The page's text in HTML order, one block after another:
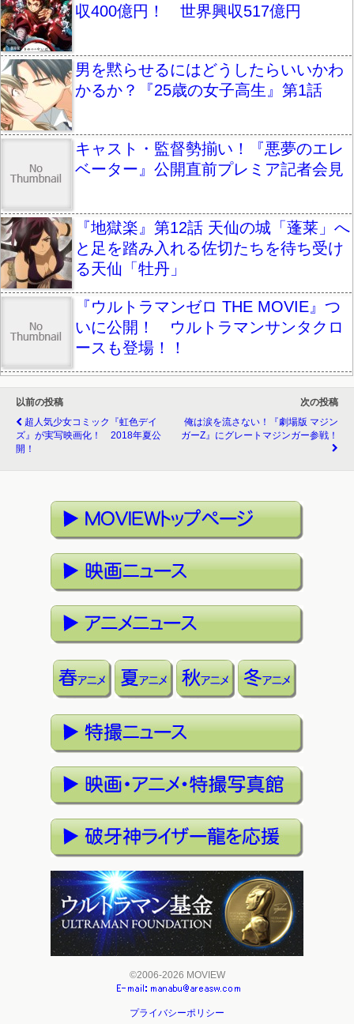
収400億円！ 世界興収517億円
男を黙らせるにはどうしたらいいかわ
かるか？『25歳の女子高生』第1話
キャスト・監督勢揃い！『悪夢のエレ
ベーター』公開直前プレミア記者会見
『地獄楽』第12話 天仙の城「蓬莱」へ
と足を踏み入れる佐切たちを待ち受け
る天仙「牡丹」
『ウルトラマンゼロ THE MOVIE』つ
いに公開！ ウルトラマンサンタクロ
ースも登場！！
以前の投稿
超人気少女コミック『虹色デイ
ズ』が実写映画化！ 2018年夏公
開！
次の投稿
俺は涙を流さない！『劇場版 マジン
ガーZ』にグレートマジンガー参戦！
©2006-2026 MOVIEW
プライバシーポリシー